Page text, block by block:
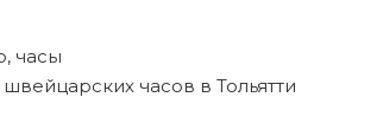
часы
часов в Тольятти